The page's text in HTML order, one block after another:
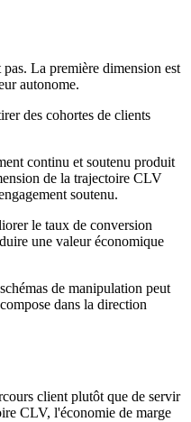
La première dimension est
autonome.
des cohortes de clients
continu et soutenu produit
de la trajectoire CLV
soutenu.
le taux de conversion
une valeur économique
de manipulation peut
dans la direction
client plutôt que de servir
CLV, l'économie de marge